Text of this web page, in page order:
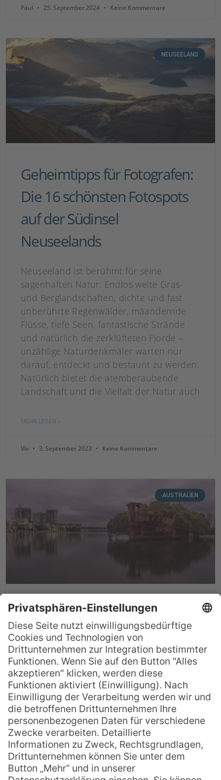
Paul 25. September 2024 Keine Kommentare
NEUSEELAND
Geheimtipps für Fotografen:
Die 16 schönsten Fotospots
auf der Südinsel
Neuseelands
Neuseeland ist berühmt für seine
sagenhaften Natur: Endlos weite Gras-
und Berglandschaften, dichte und fast
unberührte Regenwälder, mäandernde
Flüsse, tiefe Seen, fantastische Strände
und natürlich die zerklüfteten Fjorde –
unzählige Naturdenkmäler warten nur
darauf, entdeckt und bestaunt zu werden.
Natürlich bietet die atemberaubende
Landschaft und die Vielfalt der Natur auch
MEHR LESEN »
Viv 3. September 2023 Keine Kommentare
AUSTRALIEN
Must-See Australien: SS
Ayrfield in Sydney
Der Mensch hat sich die Erde untertan
gemacht und beinahe jeden Winkel
erforscht, besiedelt, bebaut oder
verschmutzt. Doch manchmal geht die
Natur auch den umgekehrten Weg und
erobert sich Orte zurück. Meist sind das
verlassene Häuser, untergegangene
Städte oder stillgelegte Fabriken. In
diesem Fall ist es ein Schiff. Die SS